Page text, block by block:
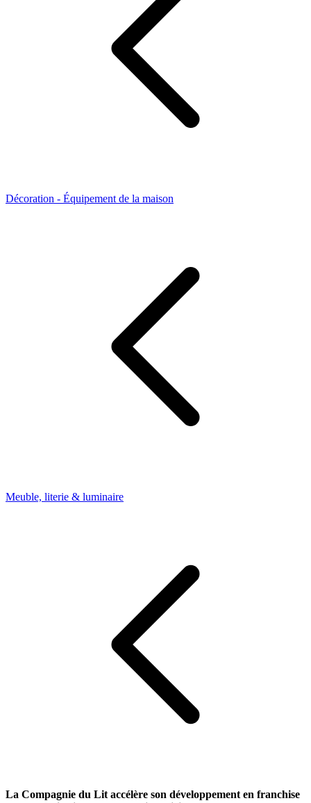
Décoration - Équipement de la maison
Meuble, literie & luminaire
La Compagnie du Lit accélère son développement en franchise